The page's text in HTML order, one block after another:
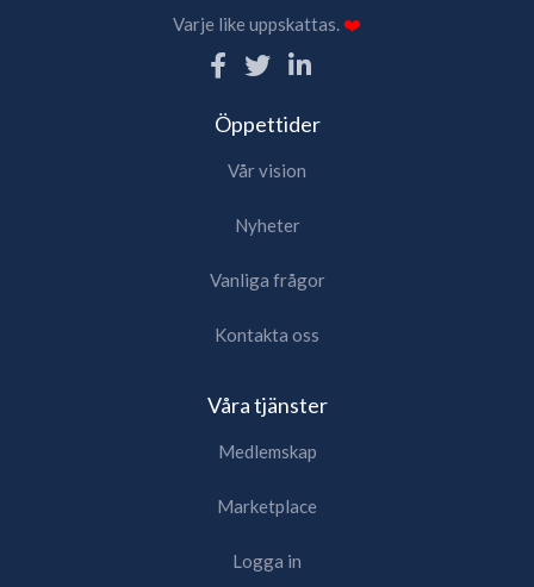
Varje like uppskattas.❤️
Öppettider
Vår vision
Nyheter
Vanliga frågor
Kontakta oss
Våra tjänster
Medlemskap
Marketplace
Logga in